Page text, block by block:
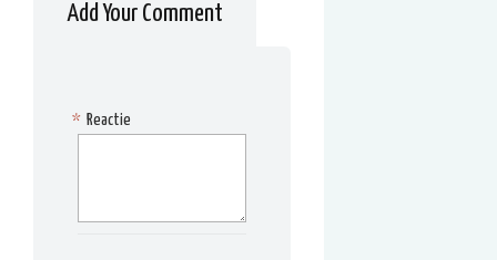
Add Your Comment
Reactie
*